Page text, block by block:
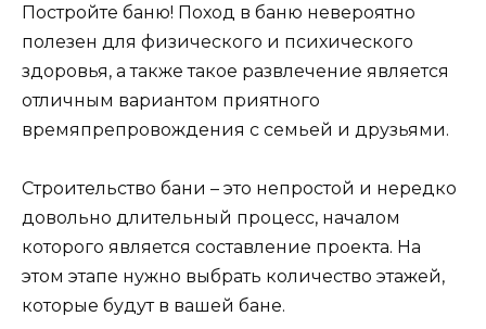
Постройте баню! Поход в баню невероятно
полезен для физического и психического
здоровья, а также такое развлечение является
отличным вариантом приятного
времяпрепровождения с семьей и друзьями.
Строительство бани – это непростой и нередко
довольно длительный процесс, началом
которого является составление проекта. На
этом этапе нужно выбрать количество этажей,
которые будут в вашей бане.